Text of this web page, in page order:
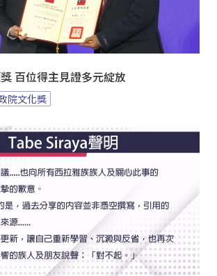
百位得主見證多元綻放
院文化獎